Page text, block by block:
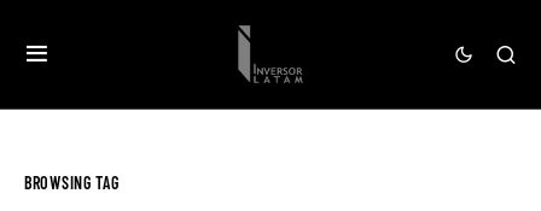
BROWSING TAG